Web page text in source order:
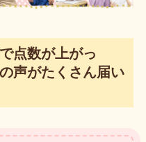
点数が上がっ
声がたくさん届い